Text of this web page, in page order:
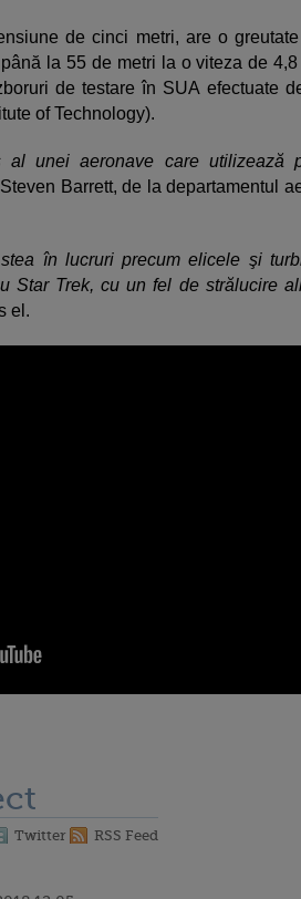
de cinci metri, are o
la 55 de metri la o viteza de 4,8
de testare în SUA efectuate
of Technology).
unei aeronave care utilizează
Barrett, de la departamentul
în lucruri precum elicele şi
Star Trek, cu un fel de strălucire
el.
Twitter RSS Feed